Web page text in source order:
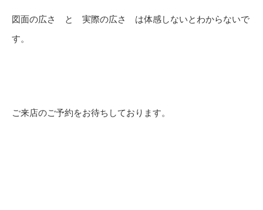
図面の広さ と 実際の広さ は体感しないとわからないで
す。
ご来店のご予約をお待ちしております。